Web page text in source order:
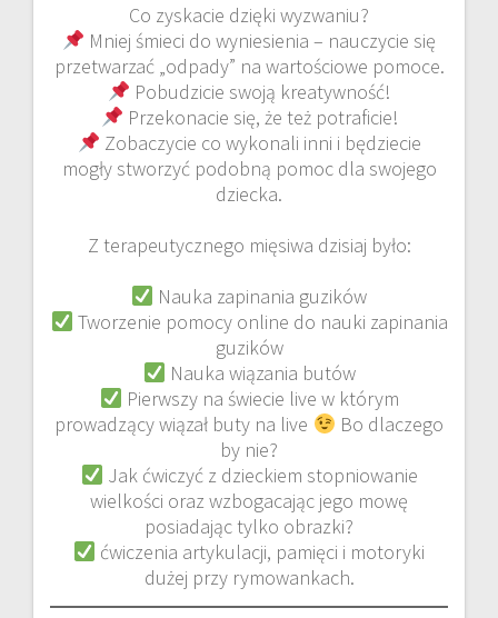
Co zyskacie dzięki wyzwaniu?
Mniej śmieci do wyniesienia – nauczycie się
przetwarzać „odpady” na wartościowe pomoce.
Pobudzicie swoją kreatywność!
Przekonacie się, że też potraficie!
Zobaczycie co wykonali inni i będziecie
mogły stworzyć podobną pomoc dla swojego
dziecka.
Z terapeutycznego mięsiwa dzisiaj było:
Nauka zapinania guzików
Tworzenie pomocy online do nauki zapinania
guzików
Nauka wiązania butów
Pierwszy na świecie live w którym
prowadzący wiązał buty na live
Bo dlaczego
by nie?
Jak ćwiczyć z dzieckiem stopniowanie
wielkości oraz wzbogacając jego mowę
posiadając tylko obrazki?
ćwiczenia artykulacji, pamięci i motoryki
dużej przy rymowankach.